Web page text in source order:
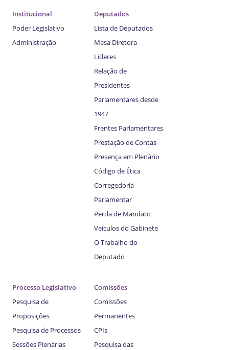
Institucional
Poder Legislativo
Administração
Deputados
Lista de Deputados
Mesa Diretora
Líderes
Relação de
Presidentes
Parlamentares desde
1947
Frentes Parlamentares
Prestação de Contas
Presença em Plenário
Código de Ética
Corregedoria
Parlamentar
Perda de Mandato
Veículos do Gabinete
O Trabalho do
Deputado
Processo Legislativo
Pesquisa de
Proposições
Pesquisa de Processos
Sessões Plenárias
Comissões
Comissões
Permanentes
CPIs
Pesquisa das